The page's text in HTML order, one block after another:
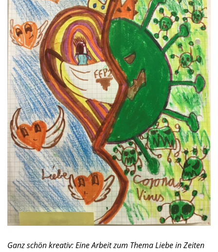
Ganz schön kreativ: Eine Arbeit zum Thema Liebe in Zeiten